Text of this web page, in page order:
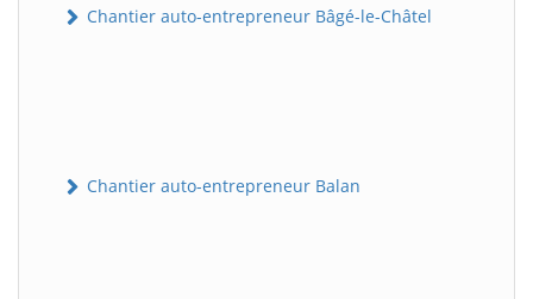
Chantier auto-entrepreneur Bâgé-le-Châtel
Chantier auto-entrepreneur Balan